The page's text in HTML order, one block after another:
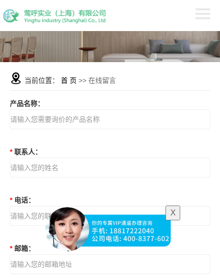
当前位置： 首 页 >> 在线留言
产品名称：
* 联系人：
* 电话：
* 邮箱：
X